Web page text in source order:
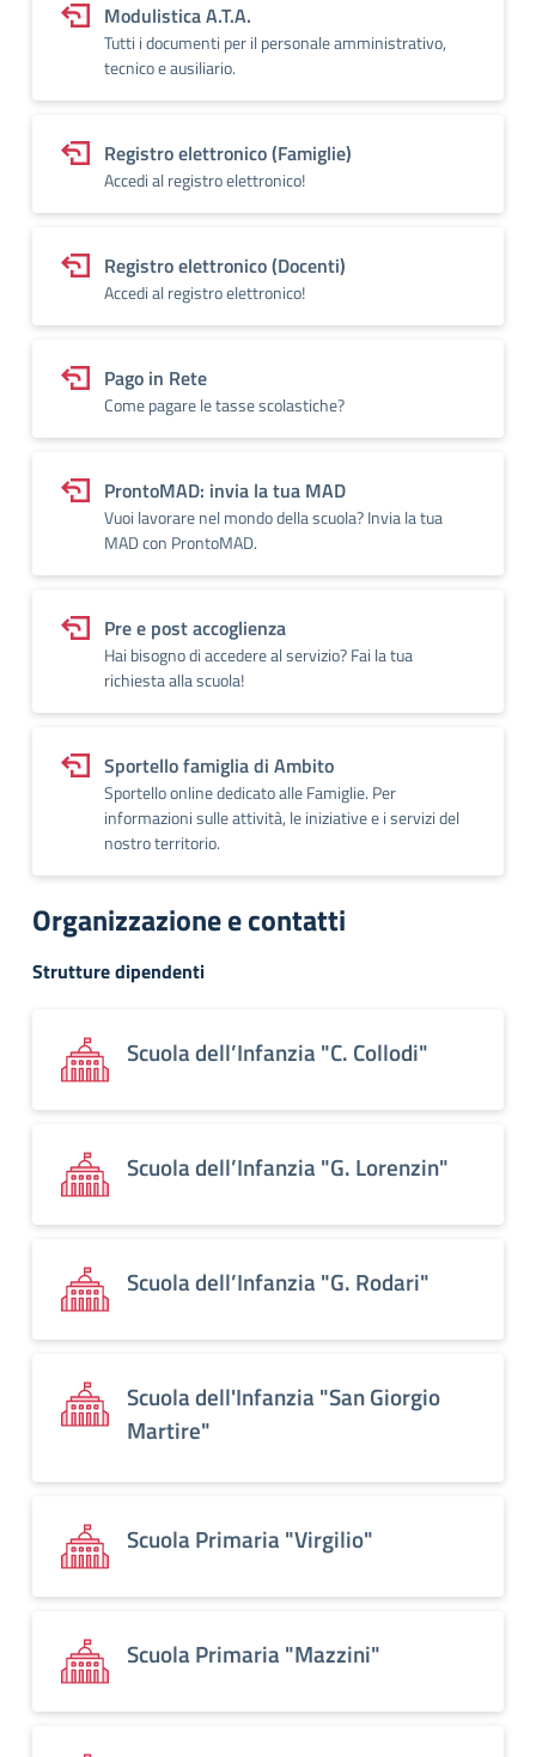
Modulistica A.T.A.
Tutti i documenti per il personale amministrativo,
tecnico e ausiliario.
Registro elettronico (Famiglie)
Accedi al registro elettronico!
Registro elettronico (Docenti)
Accedi al registro elettronico!
Pago in Rete
Come pagare le tasse scolastiche?
ProntoMAD: invia la tua MAD
Vuoi lavorare nel mondo della scuola? Invia la tua
MAD con ProntoMAD.
Pre e post accoglienza
Hai bisogno di accedere al servizio? Fai la tua
richiesta alla scuola!
Sportello famiglia di Ambito
Sportello online dedicato alle Famiglie. Per
informazioni sulle attività, le iniziative e i servizi del
nostro territorio.
Organizzazione e contatti
Strutture dipendenti
Scuola dell’Infanzia "C. Collodi"
Scuola dell’Infanzia "G. Lorenzin"
Scuola dell’Infanzia "G. Rodari"
Scuola dell'Infanzia "San Giorgio
Martire"
Scuola Primaria "Virgilio"
Scuola Primaria "Mazzini"